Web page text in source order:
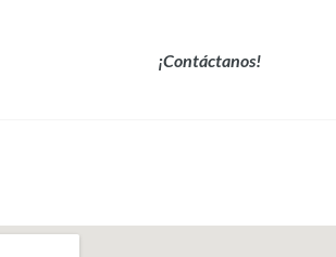
¡Contáctanos!